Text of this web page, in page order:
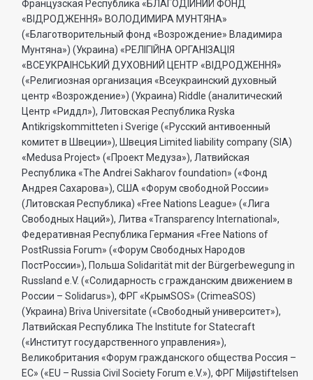
Французская Республика «БЛАГОДIЙНИЙ ФОНД
«ВIДРОДЖЕННЯ» ВОЛОДИМИРА МУНТЯНА»
(«Благотворительный фонд «Возрождение» Владимира
Мунтяна») (Украина) «РЕЛIГIЙНА ОРГАНIЗАЦIЯ
«ВСЕУКРАIНСЬКИЙ ДУХОВНИЙ ЦЕНТР «ВIДРОДЖЕННЯ»
(«Религиозная организация «Всеукраинский духовный
центр «Возрождение») (Украина) Riddle (аналитический
Центр «Риддл»), Литовская Республика Ryska
Antikrigskommitteten i Sverige («Русский антивоенный
комитет в Швеции»), Швеция Limited liability company (SIA)
«Medusa Project» («Проект Медуза»), Латвийская
Республика «The Andrei Sakharov foundation» («Фонд
Андрея Сахарова»), США «Форум свободной России»
(Литовская Республика) «Free Nations League» («Лига
Свободных Наций»), Литва «Transparеncy International»,
Федеративная Республика Германия «Free Nations of
PostRussia Forum» («Форум Свободных Народов
ПостРоссии»), Польша Solidarität mit der Bürgerbewegung in
Russland e.V. («Солидарность с гражданским движением в
России – Solidarus»), ФРГ «КрымSOS» (CrimeaSOS)
(Украина) Briva Universitate («Свободный университет»),
Латвийская Республика The Institute for Statecraft
(«Институт государственного управления»),
Великобритания «Форум гражданского общества Россия –
ЕС» («EU – Russia Civil Society Forum e.V.»), ФРГ Miljøstiftelsen